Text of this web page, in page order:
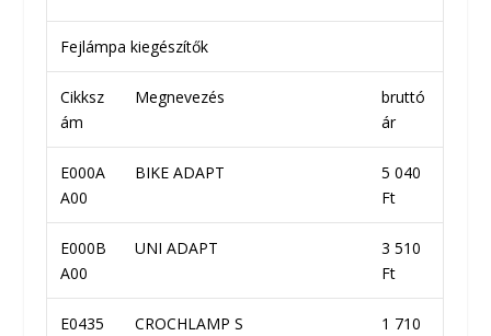
Fejlámpa kiegészítők
Cikksz
ám
Megnevezés
bruttó
ár
E000A
A00
BIKE ADAPT
5 040
Ft
E000B
A00
UNI ADAPT
3 510
Ft
E0435
CROCHLAMP S
1 710